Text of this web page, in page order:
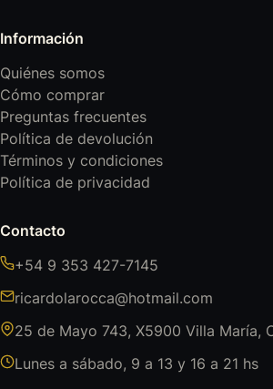
Información
Quiénes somos
Cómo comprar
Preguntas frecuentes
Política de devolución
Términos y condiciones
Política de privacidad
Contacto
+54 9 353 427-7145
ricardolarocca@hotmail.com
25 de Mayo 743, X5900 Villa María,
Lunes a sábado, 9 a 13 y 16 a 21 hs